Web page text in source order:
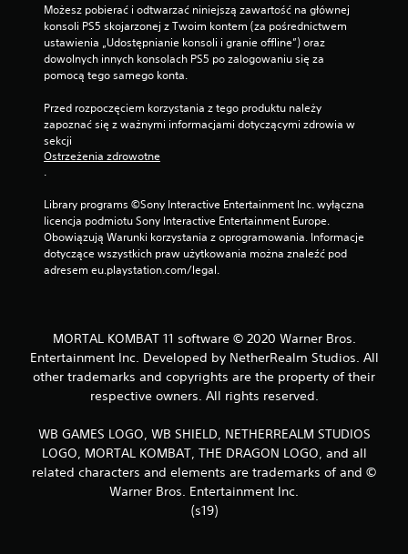
Możesz pobierać i odtwarzać niniejszą zawartość na głównej
konsoli PS5 skojarzonej z Twoim kontem (za pośrednictwem
ustawienia „Udostępnianie konsoli i granie offline”) oraz
dowolnych innych konsolach PS5 po zalogowaniu się za
pomocą tego samego konta.
Przed rozpoczęciem korzystania z tego produktu należy
zapoznać się z ważnymi informacjami dotyczącymi zdrowia w
sekcji
Ostrzeżenia zdrowotne
.
Library programs ©Sony Interactive Entertainment Inc. wyłączna
licencja podmiotu Sony Interactive Entertainment Europe.
Obowiązują Warunki korzystania z oprogramowania. Informacje
dotyczące wszystkich praw użytkowania można znaleźć pod
adresem eu.playstation.com/legal.
MORTAL KOMBAT 11 software © 2020 Warner Bros.
Entertainment Inc. Developed by NetherRealm Studios. All
other trademarks and copyrights are the property of their
respective owners. All rights reserved.
WB GAMES LOGO, WB SHIELD, NETHERREALM STUDIOS
LOGO, MORTAL KOMBAT, THE DRAGON LOGO, and all
related characters and elements are trademarks of and ©
Warner Bros. Entertainment Inc.
(s19)